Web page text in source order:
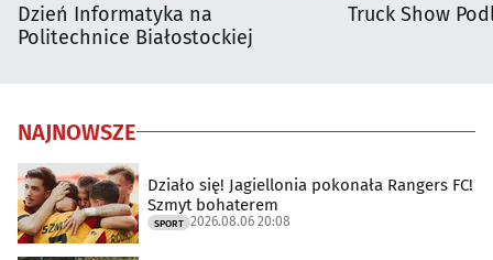
Dzień Informatyka na
Politechnice Białostockiej
Truck Show
NAJNOWSZE
Działo się! Jagiellonia pokonała Rangers FC!
Szmyt bohaterem
SPORT 2026.08.06 20:08